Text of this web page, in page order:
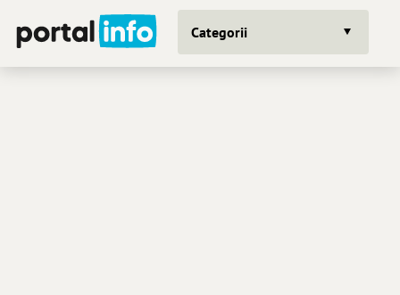
Categorii